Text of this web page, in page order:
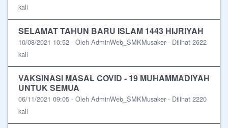
kali
SELAMAT TAHUN BARU ISLAM 1443 HIJRIYAH
10/08/2021 10:52 - Oleh AdminWeb_SMKMusaker - Dilihat 2622
kali
VAKSINASI MASAL COVID - 19 MUHAMMADIYAH
UNTUK SEMUA
06/11/2021 09:05 - Oleh AdminWeb_SMKMusaker - Dilihat 2220
kali